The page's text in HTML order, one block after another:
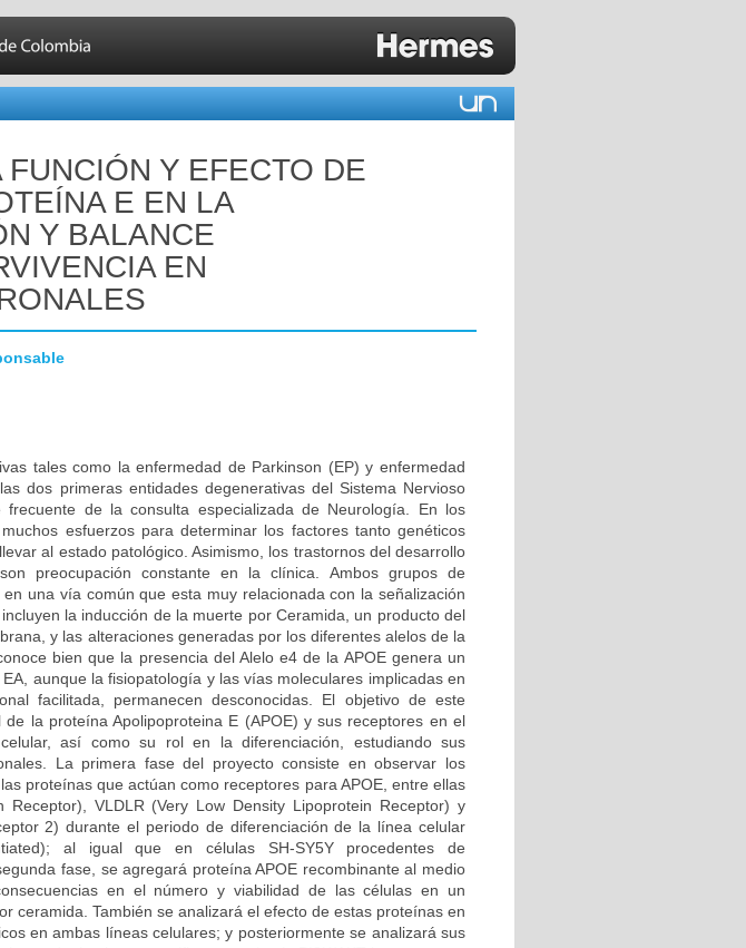
Y EFECTO DE
E EN LA
Y BALANCE
EN
tales como la enfermedad de Parkinson (EP) y enfermedad
dos primeras entidades degenerativas del Sistema Nervioso
de la consulta especializada de Neurología. En los
esfuerzos para determinar los factores tanto genéticos
al estado patológico. Asimismo, los trastornos del desarrollo
preocupación constante en la clínica. Ambos grupos de
una vía común que esta muy relacionada con la señalización
la inducción de la muerte por Ceramida, un producto del
y las alteraciones generadas por los diferentes alelos de la
bien que la presencia del Alelo e4 de la APOE genera un
aunque la fisiopatología y las vías moleculares implicadas en
facilitada, permanecen desconocidas. El objetivo de este
la proteína Apolipoproteina E (APOE) y sus receptores en el
celular, así como su rol en la diferenciación, estudiando sus
La primera fase del proyecto consiste en observar los
proteínas que actúan como receptores para APOE, entre ellas
Receptor), VLDLR (Very Low Density Lipoprotein Receptor) y
2) durante el periodo de diferenciación de la línea celular
al igual que en células SH-SY5Y procedentes de
fase, se agregará proteína APOE recombinante al medio
en el número y viabilidad de las células en un
ceramida. También se analizará el efecto de estas proteínas en
en ambas líneas celulares; y posteriormente se analizará sus